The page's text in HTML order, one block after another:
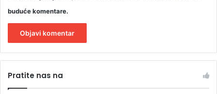
buduće komentare.
tPratite nas na